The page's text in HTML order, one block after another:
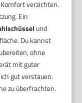
verzichten.
Ein
und
Du kannst
ohne
mit guter
gut verstauen.
zu überfrachten.